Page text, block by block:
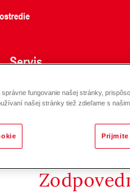
Servis
fungovanie našej stránky,
našej stránky tiež zdieľame s
Prijmite